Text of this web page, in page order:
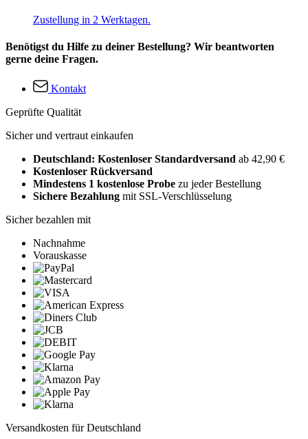
Zustellung in 2 Werktagen.
Benötigst du Hilfe zu deiner Bestellung? Wir beantworten
gerne deine Fragen.
Kontakt
Geprüfte Qualität
Sicher und vertraut einkaufen
Deutschland: Kostenloser Standardversand ab 42,90 €
Kostenloser Rückversand
Mindestens 1 kostenlose Probe zu jeder Bestellung
Sichere Bezahlung mit SSL-Verschlüsselung
Sicher bezahlen mit
Nachnahme
Vorauskasse
Versandkosten für Deutschland